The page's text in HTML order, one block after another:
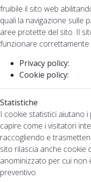
fruibile il sito web
quali la navigazione sulle
aree protette del sito. Il
funzionare correttamente
Privacy policy:
Cookie policy:
Statistiche
I cookie statistici aiutano
capire come i visitatori
raccogliendo e
sito rilascia anche cookie
anominizzato per cui non
preventivo.